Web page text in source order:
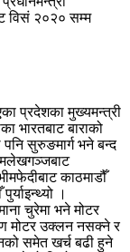
विसं २०२० सम्म
प्रदेशका मुख्यमन्त्री
भारतबाट बाराको
सुरुङमार्ग भने बन्द
काठमाडौँ
।
चुरेमा भने मोटर
मोटर उक्लन नसक्ने र
समेत खर्च बढी हुने